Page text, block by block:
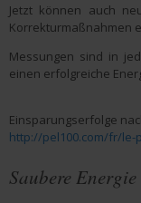
Jetzt können auch
Korrekturmaßnahmen
Messungen sind in
einen erfolgreiche
Einsparungserfolge
http://pel100.com/fr/
Saubere Energie